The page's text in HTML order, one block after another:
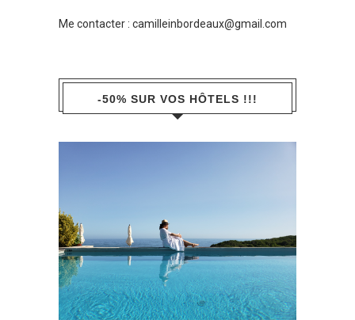
Me contacter : camilleinbordeaux@gmail.com
-50% SUR VOS HÔTELS !!!